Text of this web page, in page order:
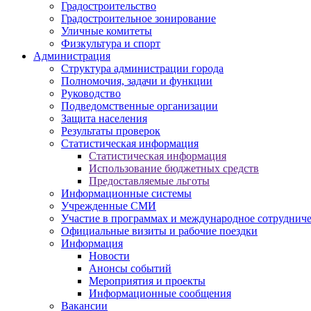
Градостроительство
Градостроительное зонирование
Уличные комитеты
Физкультура и спорт
Администрация
Структура администрации города
Полномочия, задачи и функции
Руководство
Подведомственные организации
Защита населения
Результаты проверок
Статистическая информация
Статистическая информация
Использование бюджетных средств
Предоставляемые льготы
Информационные системы
Учрежденные СМИ
Участие в программах и международное
Официальные визиты и рабочие поездки
Информация
Новости
Анонсы событий
Мероприятия и проекты
Информационные сообщения
Вакансии